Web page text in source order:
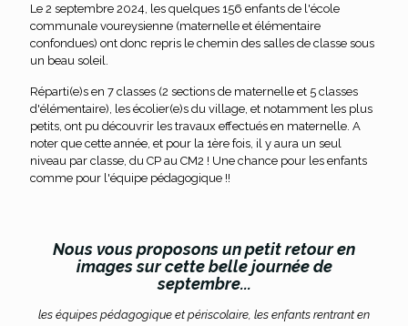
Le 2 septembre 2024, les quelques 156 enfants de l'école
communale voureysienne (maternelle et élémentaire
confondues) ont donc repris le chemin des salles de classe sous
un beau soleil.
Réparti(e)s en 7 classes (2 sections de maternelle et 5 classes
d'élémentaire), les écolier(e)s du village, et notamment les plus
petits, ont pu découvrir les travaux effectués en maternelle. A
noter que cette année, et pour la 1ère fois, il y aura un seul
niveau par classe, du CP au CM2 ! Une chance pour les enfants
comme pour l'équipe pédagogique !!
Nous vous proposons un petit retour en
images sur cette belle journée de
septembre...
les équipes pédagogique et périscolaire, les enfants rentrant en